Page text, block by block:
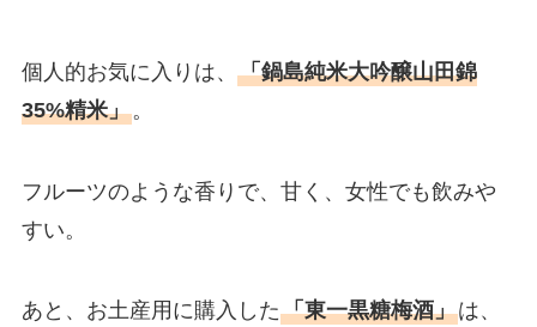
個人的お気に入りは、 「鍋島純米大吟醸山田錦
35%精米」。
フルーツのような香りで、甘く、女性でも飲みや
すい。
あと、お土産用に購入した「東一黒糖梅酒」は、